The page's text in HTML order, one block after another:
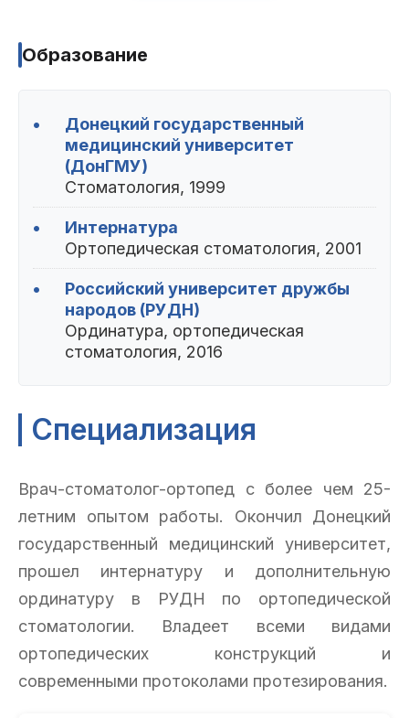
Вопросы и ответы Награды
Гарантии Информация О компании
Образование
•
Донецкий государственный
медицинский университет
(ДонГМУ)
Стоматология, 1999
•
Интернатура
Ортопедическая стоматология, 2001
•
Российский университет дружбы
народов (РУДН)
Ординатура, ортопедическая
стоматология, 2016
Специализация
Врач-стоматолог-ортопед с более чем 25-
летним опытом работы. Окончил Донецкий
государственный медицинский университет,
прошел интернатуру и дополнительную
ординатуру в РУДН по ортопедической
стоматологии. Владеет всеми видами
ортопедических конструкций и
современными протоколами протезирования.